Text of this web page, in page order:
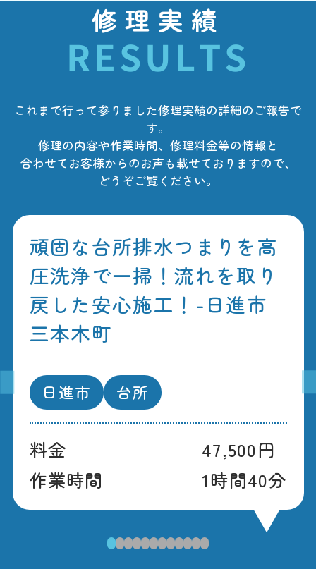
修理実績
RESULTS
これまで行って参りました修理実績の詳細のご報告で
す。
修理の内容や作業時間、修理料金等の情報と
合わせてお客様からのお声も載せておりますので、
どうぞご覧ください。
頑固な台所排水つまりを高
圧洗浄で一掃！流れを取り
戻した安心施工！-日進市
三本木町
日進市 台所
料金
47,500円
作業時間
1時間40分
1 2 3 4 5 6 7 8 9 1011 12